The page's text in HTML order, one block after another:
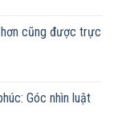
cũng được trực
Góc nhìn luật